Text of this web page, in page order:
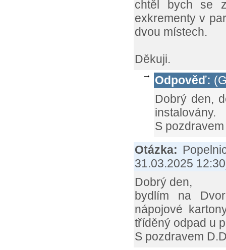
chtěl bych se
exkrementy v
dvou místech.
Děkuji.
Odpověď:
Dobrý den,
instalovány.
S pozdravem
Otázka:
31.03.2025 12:30
Dobrý den,
bydlím na
nápojové
tříděný odpad u
S pozdravem